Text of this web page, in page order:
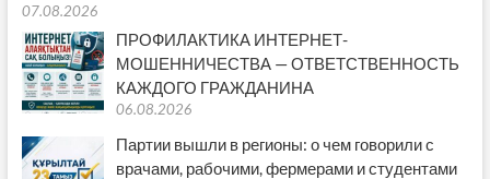
07.08.2026
ПРОФИЛАКТИКА ИНТЕРНЕТ-
МОШЕННИЧЕСТВА — ОТВЕТСТВЕННОСТЬ
КАЖДОГО ГРАЖДАНИНА
06.08.2026
Партии вышли в регионы: о чем говорили с
врачами, рабочими, фермерами и студентами